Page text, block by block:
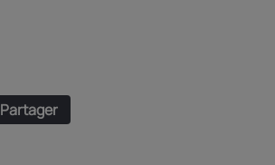
Partager
Ouvrir les liens de partage